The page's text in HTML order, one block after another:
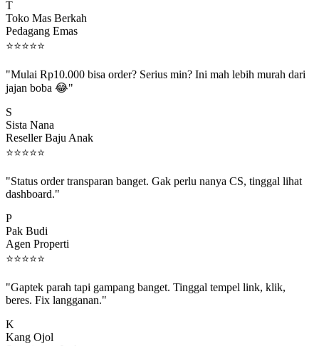
Toko Mas Berkah
Pedagang Emas
⭐⭐⭐⭐⭐
jajan boba 😂"
Sista Nana
Reseller Baju Anak
⭐⭐⭐⭐⭐
dashboard."
Pak Budi
Agen Properti
⭐⭐⭐⭐⭐
beres. Fix langganan."
Kang Ojol
Sampingan Jualan